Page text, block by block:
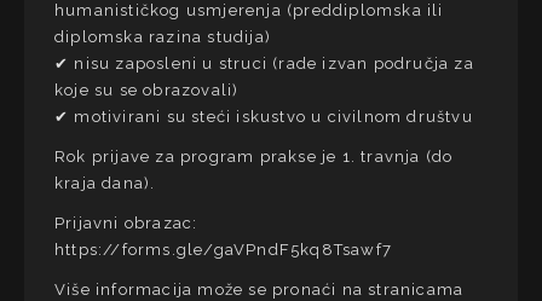
humanističkog usmjerenja (preddiplomska ili
diplomska razina studija)
✔ nisu zaposleni u struci (rade izvan područja za
koje su se obrazovali)
✔ motivirani su steći iskustvo u civilnom društvu
Rok prijave za program prakse je 1. travnja (do
kraja dana).
Prijavni obrazac:
https://forms.gle/gaVPndF5kq8Tsawf7
Više informacija može se pronaći na stranicama